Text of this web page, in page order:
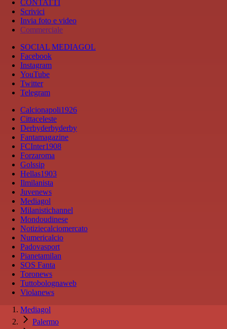
CONTATTI
Scrivici
Invia foto e video
Commerciale
SOCIAL MEDIAGOL
Facebook
Instagram
YouTube
Twitter
Telegram
Calcionapoli1926
Cittaceleste
Derbyderbyderby
Fantamagazine
FCInter1908
Forzaroma
Golssip
Hellas1903
Ilmilanista
Juvenews
Mediagol
Milanistichannel
Mondoudinese
Notiziecalciomercato
Numericalcio
Padovasport
Pianetamilan
SOS Fanta
Toronews
Tuttobolognaweb
Violanews
Mediagol
Palermo